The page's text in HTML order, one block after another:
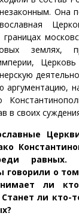
Она
землях,
аргументацию,
в своих
равных.
говорили о
ли
ли кто-